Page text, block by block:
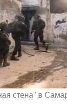
стена" в